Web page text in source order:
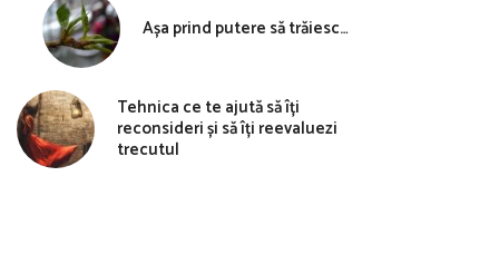
Așa prind putere să trăiesc…
Tehnica ce te ajută să îți
reconsideri și să îți reevaluezi
trecutul